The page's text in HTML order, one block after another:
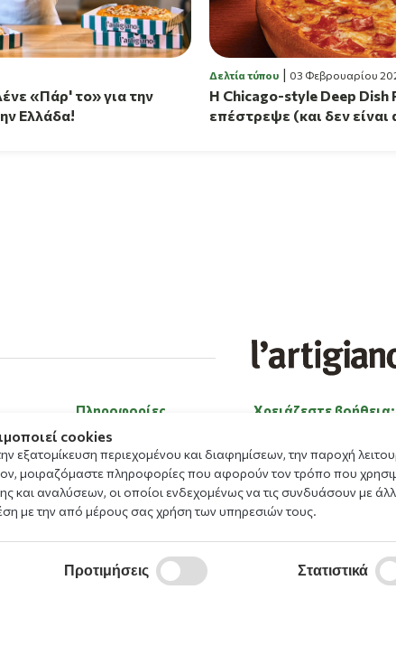
«Πάρ' το» για την
Ελλάδα!
Δελτία τύπου 03 Φεβρουαρίου
Η Chicago-style Deep Dish
επέστρεψε (και δεν
Πληροφορίες
Σχετικά με εμάς
Τα νέα μας
Blog
Μενού
Αλλεργιογόνα
Καταστήματα
Δωρεάν Εκπαιδευτικό
Χρειάζεστε βοήθεια;
Εργαστείτε με εμάς
Μέθοδοι πληρωμής
cookies
εξατομίκευση περιεχομένου και διαφημίσεων, την παροχή
μοιραζόμαστε πληροφορίες που αφορούν τον τρόπο που
και αναλύσεων, οι οποίοι ενδεχομένως να τις συνδυάσουν με
με την από μέρους σας χρήση των υπηρεσιών τους.
Προτιμήσεις Στατιστικά